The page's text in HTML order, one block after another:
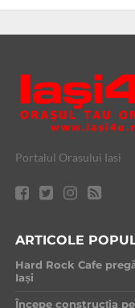
Portalul Orasului Iasi
ARTICOLE
Hard Rock Cafe
Iași
Începe construcția